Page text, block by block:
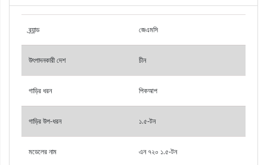
ব্র্যান্ড জেএমসি
উৎপাদনকারী দেশ চীন
গাড়ির ধরন পিকআপ
গাড়ির উপ-ধরন ১.৫-টন
মডেলের নাম এন ৭২০ ১.৫-টন